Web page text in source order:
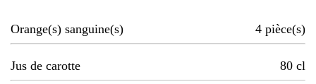
Orange(s) sanguine(s) 4 pièce(s)
Jus de carotte 80 cl